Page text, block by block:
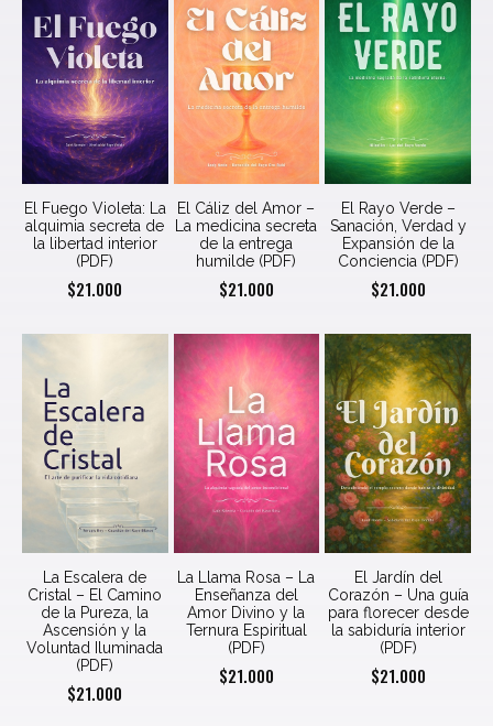
El Fuego Violeta: La
alquimia secreta de
la libertad interior
(PDF)
$21.000
El Cáliz del Amor –
La medicina secreta
de la entrega
humilde (PDF)
$21.000
El Rayo Verde –
Sanación, Verdad y
Expansión de la
Conciencia (PDF)
$21.000
La Escalera de
Cristal – El Camino
de la Pureza, la
Ascensión y la
Voluntad Iluminada
(PDF)
$21.000
La Llama Rosa – La
Enseñanza del
Amor Divino y la
Ternura Espiritual
(PDF)
$21.000
El Jardín del
Corazón – Una guía
para florecer desde
la sabiduría interior
(PDF)
$21.000